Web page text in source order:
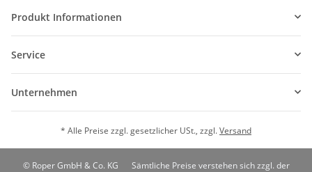
Produkt Informationen
Service
Unternehmen
* Alle Preise zzgl. gesetzlicher USt., zzgl.Versand
© Roper GmbH & Co. KG
Sämtliche Preise verstehen sich zzgl. der